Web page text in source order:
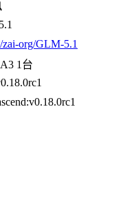
zai-org/GLM-5.1
1台